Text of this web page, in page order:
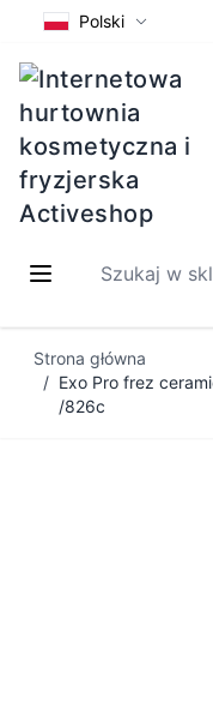
Polski
Szukaj w
Strona główna
/ Exo Pro frez
/826c